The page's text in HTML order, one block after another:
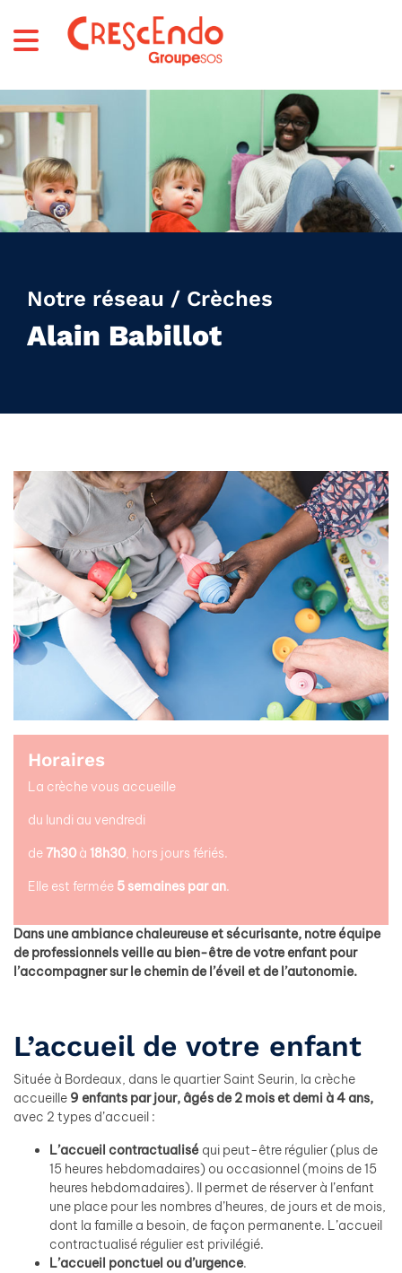
Notre réseau / Crèches
Alain Babillot
Dans une ambiance chaleureuse et sécurisante, notre équipe
de professionnels veille au bien-être de votre enfant pour
l’accompagner sur le chemin de l’éveil et de l’autonomie.
L’accueil de votre enfant
Située à Bordeaux, dans le quartier Saint Seurin, la crèche
accueille 9 enfants par jour, âgés de 2 mois et demi à 4 ans,
avec 2 types d’accueil :
L’accueil contractualisé qui peut-être régulier (plus de
15 heures hebdomadaires) ou occasionnel (moins de 15
heures hebdomadaires). Il permet de réserver à l’enfant
une place pour les nombres d’heures, de jours et de mois,
dont la famille a besoin, de façon permanente. L’accueil
contractualisé régulier est privilégié.
L’accueil ponctuel ou d’urgence.
Horaires
La crèche vous accueille
du lundi au vendredi
de 7h30 à 18h30, hors jours fériés.
Elle est fermée 5 semaines par an.